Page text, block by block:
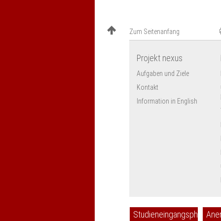
Zum Seitenanfang
Projekt nexus
Aufgaben und Ziele
Kontakt
Information in English
Studieneingangsphase